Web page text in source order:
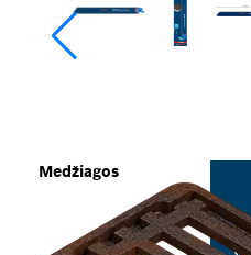
Medžiagos